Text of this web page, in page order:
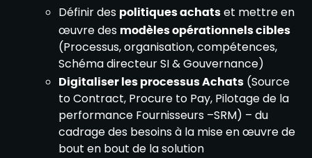
Définir des politiques achats et mettre en
œuvre des modèles opérationnels cibles
(Processus, organisation, compétences,
Schéma directeur SI & Gouvernance)
Digitaliser les processus Achats (Source
to Contract, Procure to Pay, Pilotage de la
performance Fournisseurs –SRM) – du
cadrage des besoins à la mise en œuvre de
bout en bout de la solution